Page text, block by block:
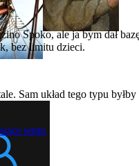
Spoko, ale ja bym dał
bez limitu dzieci.
Sam układ tego typu
temu